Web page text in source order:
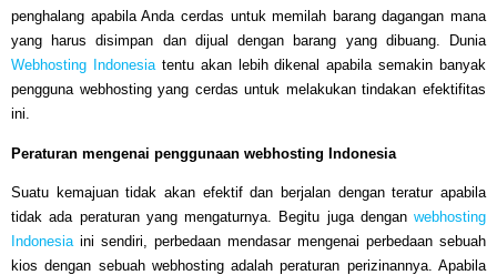
penghalang apabila Anda cerdas untuk memilah barang dagangan mana
yang harus disimpan dan dijual dengan barang yang dibuang. Dunia
Webhosting Indonesia tentu akan lebih dikenal apabila semakin banyak
pengguna webhosting yang cerdas untuk melakukan tindakan efektifitas
ini.
Peraturan mengenai penggunaan webhosting Indonesia
Suatu kemajuan tidak akan efektif dan berjalan dengan teratur apabila
tidak ada peraturan yang mengaturnya. Begitu juga dengan webhosting
Indonesia ini sendiri, perbedaan mendasar mengenai perbedaan sebuah
kios dengan sebuah webhosting adalah peraturan perizinannya. Apabila